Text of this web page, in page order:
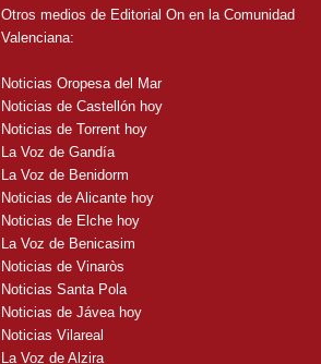
Otros medios de Editorial On en la Comunidad
Valenciana:
Noticias Oropesa del Mar
Noticias de Castellón hoy
Noticias de Torrent hoy
La Voz de Gandía
La Voz de Benidorm
Noticias de Alicante hoy
Noticias de Elche hoy
La Voz de Benicasim
Noticias de Vinaròs
Noticias Santa Pola
Noticias de Jávea hoy
Noticias Vilareal
La Voz de Alzira